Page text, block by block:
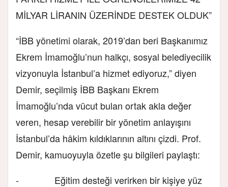
MİLYAR LİRANIN ÜZERİNDE DESTEK OLDUK”
“İBB yönetimi olarak, 2019’dan beri Başkanımız
Ekrem İmamoğlu’nun halkçı, sosyal belediyecilik
vizyonuyla İstanbul’a hizmet ediyoruz,” diyen
Demir, seçilmiş İBB Başkanı Ekrem
İmamoğlu’nda vücut bulan ortak akla değer
veren, hesap verebilir bir yönetim anlayışını
İstanbul’da hâkim kıldıklarının altını çizdi. Prof.
Demir, kamuoyuyla özetle şu bilgileri paylaştı:
- Eğitim desteği verirken bir kişiye yüz